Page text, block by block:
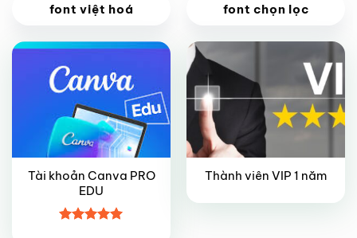
font việt hoá font chọn lọc
Tài khoản Canva PRO
EDU
Giảm giá!
Thành viên VIP 1 năm